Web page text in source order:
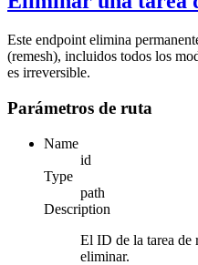
Este endpoint elimina
(remesh), incluidos todos los
es irreversible.
Parámetros de ruta
Name
id
Type
path
Description
El ID de la tarea de
eliminar.